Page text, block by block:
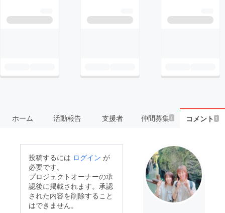
ホーム 活動報告 支援者 仲間募集 1 コメント 1
投稿するには ログイン が
必要です。
プロジェクトオーナーの承
認後に掲載されます。承認
された内容を削除すること
はできません。